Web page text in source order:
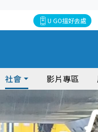
U GO搵好去處
社會 影片專區